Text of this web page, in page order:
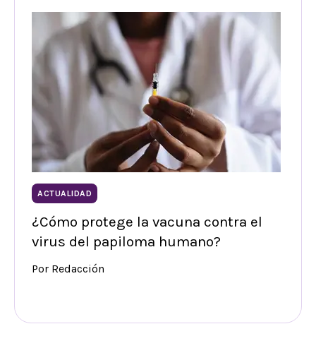
ACTUALIDAD
¿Cómo protege la vacuna contra el
virus del papiloma humano?
Por Redacción